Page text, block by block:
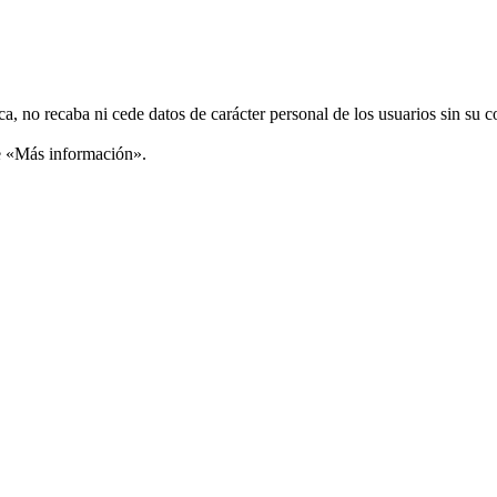
recaba ni cede datos de carácter personal de los usuarios sin su
«Más información».